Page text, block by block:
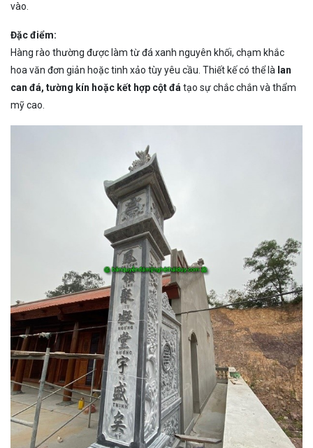
vào.
Đặc điểm:
Hàng rào thường được làm từ đá xanh nguyên khối, chạm khắc
hoa văn đơn giản hoặc tinh xảo tùy yêu cầu. Thiết kế có thể là lan
can đá, tường kín hoặc kết hợp cột đá tạo sự chắc chắn và thẩm
mỹ cao.